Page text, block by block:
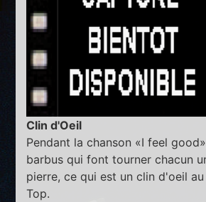
Clin d'Oeil
Pendant la chanson «I feel
barbus qui font tourner chacun
pierre, ce qui est un clin d'oeil
Top.